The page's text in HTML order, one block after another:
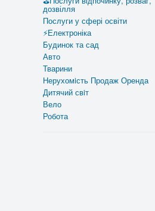
дозвілля
Послуги у сфері освіти
⚡Електроніка
Будинок та сад
Авто
Тварини
Нерухомiсть Продаж Оренда
Дитячий свiт
Вело
Робота